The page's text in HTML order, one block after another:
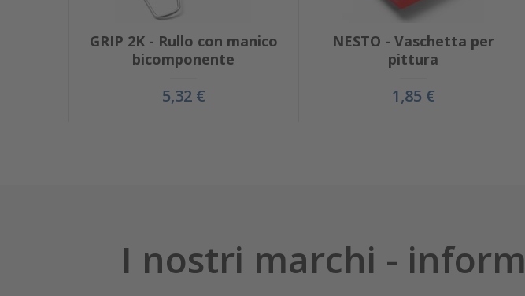
GRIP 2K - Rullo con manico
bicomponente
5,32 €
NESTO - Vaschetta per
pittura
1,85 €
I nostri marchi -